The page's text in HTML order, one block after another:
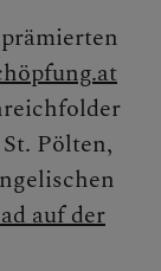
Pölten,
auf der